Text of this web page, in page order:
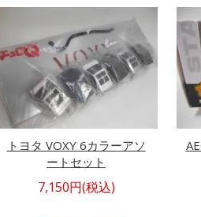
トヨタ VOXY 6カラーアソ
ートセット
7,150円(税込)